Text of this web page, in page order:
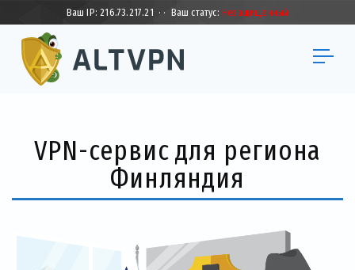
Ваш IP:216.73.217.21 · · Ваш статус: Незащищенный
VPN-сервис для региона
Финляндия